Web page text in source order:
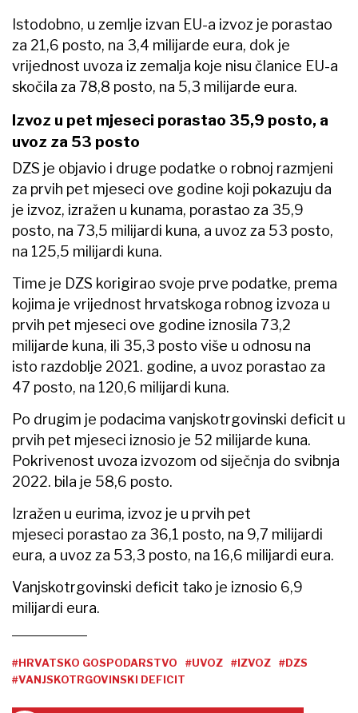
Istodobno, u zemlje izvan EU-a izvoz je porastao
za 21,6 posto, na 3,4 milijarde eura, dok je
vrijednost uvoza iz zemalja koje nisu članice EU-a
skočila za 78,8 posto, na 5,3 milijarde eura.
Izvoz u pet mjeseci porastao 35,9 posto, a
uvoz za 53 posto
DZS je objavio i druge podatke o robnoj razmjeni
za prvih pet mjeseci ove godine koji pokazuju da
je izvoz, izražen u kunama, porastao za 35,9
posto, na 73,5 milijardi kuna, a uvoz za 53 posto,
na 125,5 milijardi kuna.
Time je DZS korigirao svoje prve podatke, prema
kojima je vrijednost hrvatskoga robnog izvoza u
prvih pet mjeseci ove godine iznosila 73,2
milijarde kuna, ili 35,3 posto više u odnosu na
isto razdoblje 2021. godine, a uvoz porastao za
47 posto, na 120,6 milijardi kuna.
Po drugim je podacima vanjskotrgovinski deficit u
prvih pet mjeseci iznosio je 52 milijarde kuna.
Pokrivenost uvoza izvozom od siječnja do svibnja
2022. bila je 58,6 posto.
Izražen u eurima, izvoz je u prvih pet
mjeseci porastao za 36,1 posto, na 9,7 milijardi
eura, a uvoz za 53,3 posto, na 16,6 milijardi eura.
Vanjskotrgovinski deficit tako je iznosio 6,9
milijardi eura.
#HRVATSKO GOSPODARSTVO #UVOZ #IZVOZ
#DZS
#VANJSKOTRGOVINSKI DEFICIT